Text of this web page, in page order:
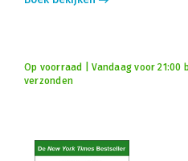
Op voorraad | Vandaag voor
verzonden